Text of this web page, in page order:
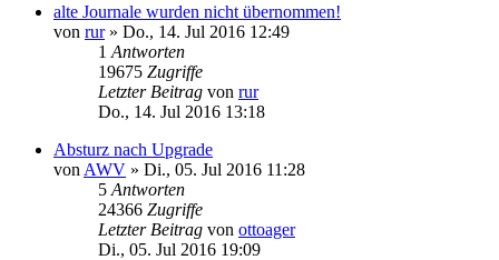
alte Journale wurden nicht übernommen!
von rur» Do., 14. Jul 2016 12:49
1 Antworten
19675 Zugriffe
Letzter Beitrag von rur
Do., 14. Jul 2016 13:18
Absturz nach Upgrade
von AWV » Di., 05. Jul 2016 11:28
5 Antworten
24366 Zugriffe
Letzter Beitrag von ottoager
Di., 05. Jul 2016 19:09